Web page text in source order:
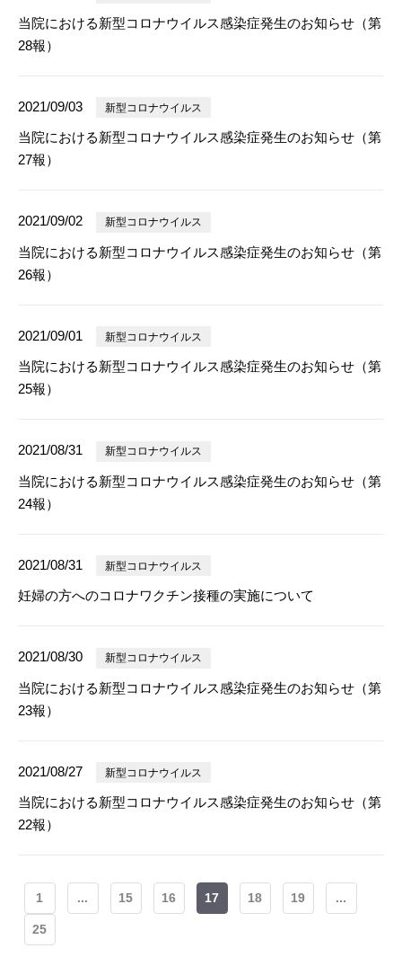
当院における新型コロナウイルス感染症発生のお知らせ（第
28報）
2021/09/03 新型コロナウイルス
当院における新型コロナウイルス感染症発生のお知らせ（第
27報）
2021/09/02 新型コロナウイルス
当院における新型コロナウイルス感染症発生のお知らせ（第
26報）
2021/09/01 新型コロナウイルス
当院における新型コロナウイルス感染症発生のお知らせ（第
25報）
2021/08/31 新型コロナウイルス
当院における新型コロナウイルス感染症発生のお知らせ（第
24報）
2021/08/31 新型コロナウイルス
妊婦の方へのコロナワクチン接種の実施について
2021/08/30 新型コロナウイルス
当院における新型コロナウイルス感染症発生のお知らせ（第
23報）
2021/08/27 新型コロナウイルス
当院における新型コロナウイルス感染症発生のお知らせ（第
22報）
1 ... 15 16 17 18 19 ...
25